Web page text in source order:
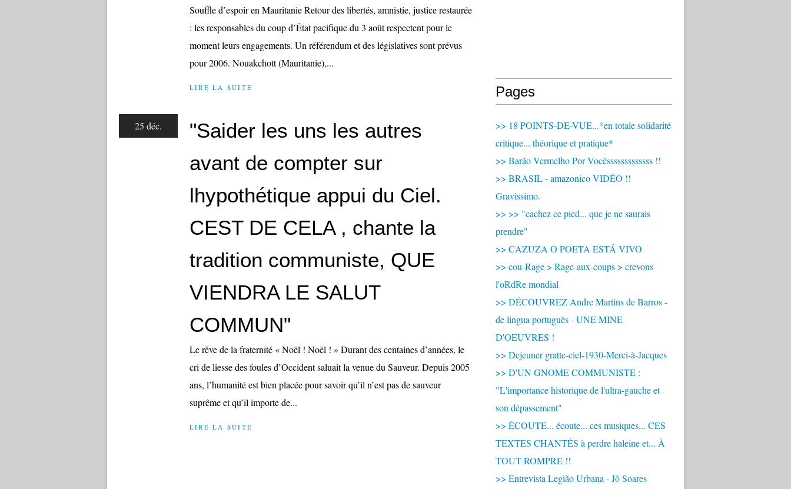
Souffle d’espoir en Mauritanie Retour des libertés, amnistie, justice restaurée
: les responsables du coup d’État pacifique du 3 août respectent pour le
moment leurs engagements. Un référendum et des législatives sont prévus
pour 2006. Nouakchott (Mauritanie),...
LIRE LA SUITE
25 déc.
"Saider les uns les autres
avant de compter sur
lhypothétique appui du Ciel.
CEST DE CELA , chante la
tradition communiste, QUE
VIENDRA LE SALUT
COMMUN"
Le rêve de la fraternité « Noël ! Noël ! » Durant des centaines d’années, le
cri de liesse des foules d’Occident saluait la venue du Sauveur. Depuis 2005
ans, l’humanité est bien placée pour savoir qu’il n’est pas de sauveur
suprême et qu’il importe de...
LIRE LA SUITE
Pages
>> 18 POINTS-DE-VUE...*en totale solidarité
critique... théorique et pratique*
>> Barão Vermelho Por Vocêsssssssssssss !!
>> BRASIL - amazonico VIDÉO !!
Gravissimo.
>> >> "cachez ce pied... que je ne saurais
prendre"
>> CAZUZA O POETA ESTÁ VIVO
>> cou-Rage > Rage-aux-coups > crevons
l'oRdRe mondial
>> DÉCOUVREZ Andre Martins de Barros -
de lingua português - UNE MINE
D'OEUVRES !
>> Dejeuner gratte-ciel-1930-Merci-à-Jacques
>> D'UN GNOME COMMUNISTE :
"L'importance historique de l'ultra-gauche et
son dépassement"
>> ÉCOUTE... écoute... ces musiques... CES
TEXTES CHANTÉS à perdre haleine et... À
TOUT ROMPRE !!
>> Entrevista Legião Urbana - Jô Soares